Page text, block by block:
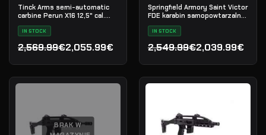
Tinck Arms semi-automatic
carbine Perun X16 12,5" cal.
5.56x45
IN STOCK
2,569.99€
Pierwotna cena wynosiła: 2,569.99€.
2,055.99€
Aktualna cena wynosi: 2,055.99€.
Springfield Armory Saint Victor
FDE karabin samopowtarzalny,
kal. .223 Rem
IN STOCK
2,549.99€
Pierwotna cena
2,039.99€
Aktualna cena wynosi:
BRAK W